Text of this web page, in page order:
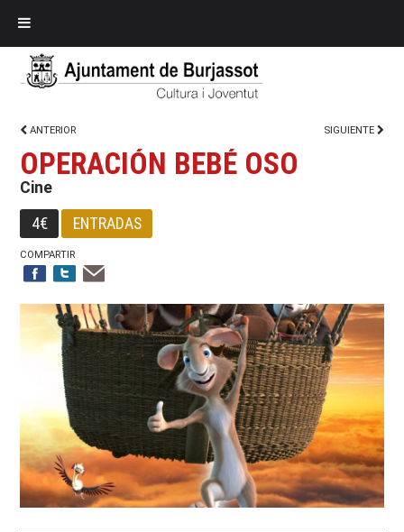
ANTERIOR SIGUIENTE
OPERACIÓN BEBÉ OSO
Cine
4€ ENTRADAS
COMPARTIR